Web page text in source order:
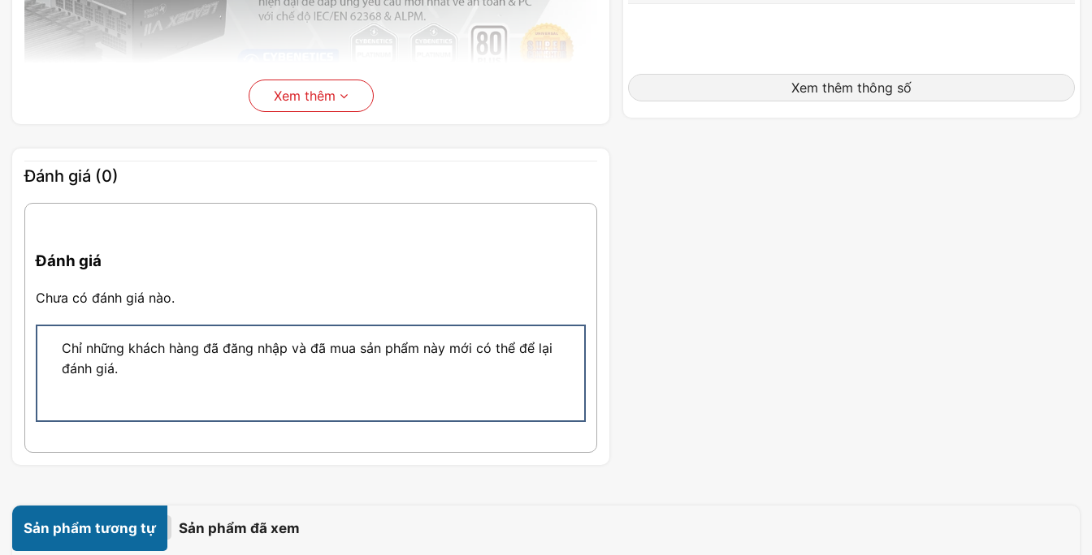
Xem thêm
Đánh giá (0)
Đánh giá
Chưa có đánh giá nào.
Chỉ những khách hàng đã đăng nhập và đã mua sản phẩm này mới có thể để lại
đánh giá.
Xem thêm thông số
Sản phẩm tương tự Sản phẩm đã xem